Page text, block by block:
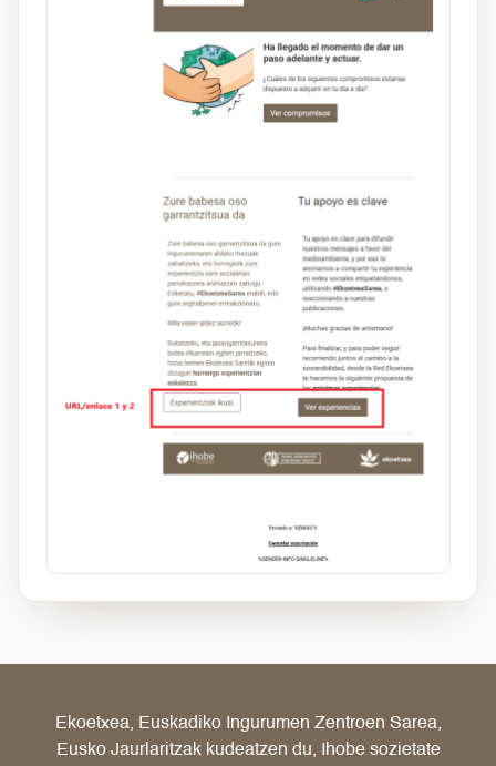
Ekoetxea, Euskadiko Ingurumen Zentroen Sarea,
Eusko Jaurlaritzak kudeatzen du, Ihobe sozietate